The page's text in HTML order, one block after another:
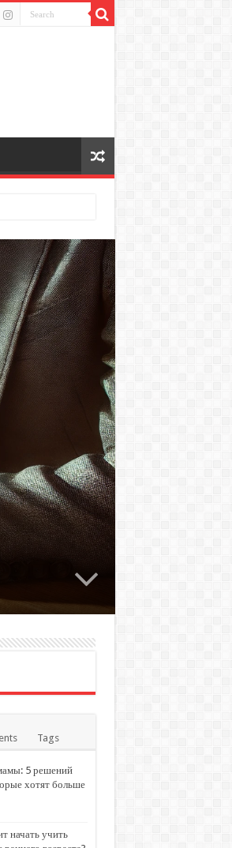
Tags
5 решений
хотят больше
начать учить